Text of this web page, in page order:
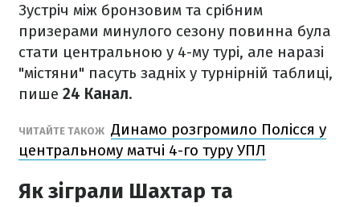
Зустріч між бронзовим та срібним
призерами минулого сезону повинна була
стати центральною у 4-му турі, але наразі
"містяни" пасуть задніх у турнірній таблиці,
пише 24 Канал.
ЧИТАЙТЕ ТАКОЖ Динамо розгромило Полісся у
центральному матчі 4-го туру УПЛ
Як зіграли Шахтар та